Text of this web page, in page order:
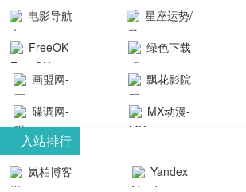
航-办公运营
院-哪吒影院
提供最新、
最全的高清
电影、电视
剧、动漫和
综艺节目免
费观看。平
台内容丰
电影导航
- 免费看电影
就来这！ | 快
导航网-免费
看电影就来
这！收录大
量免费看电
影网站！
星座运势/
最星座/美国
神婆星座网
FreeOK-
FreeOK影视
官网-最新影
视资源|追剧
也很卷
绿色下载
吧
画盟网-
画师联盟官
网
_huashilm.com_
动漫综合
飘花影院
网
碟调网-
碟调网为您
提供最新电
视剧和2025
MX动漫-
漫免费在线
观看
入站排行
岚柏博客
Yandex